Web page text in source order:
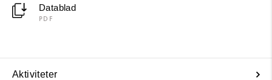
Datablad
PDF
Aktiviteter